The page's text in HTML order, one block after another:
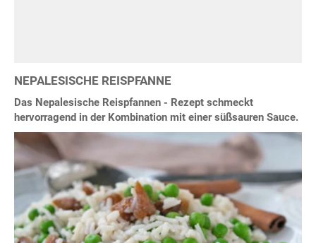
NEPALESISCHE REISPFANNE
Das Nepalesische Reispfannen - Rezept schmeckt
hervorragend in der Kombination mit einer süßsauren Sauce.